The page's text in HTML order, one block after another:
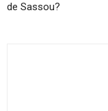
de Sassou?